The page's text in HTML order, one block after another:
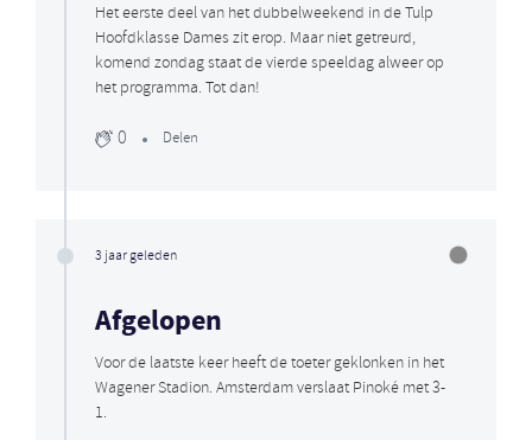
Het eerste deel van het dubbelweekend in de Tulp
Hoofdklasse Dames zit erop. Maar niet getreurd,
komend zondag staat de vierde speeldag alweer op
het programma. Tot dan!
0 Delen
3 jaar geleden
Afgelopen
Voor de laatste keer heeft de toeter geklonken in het
Wagener Stadion. Amsterdam verslaat Pinoké met 3-
1.